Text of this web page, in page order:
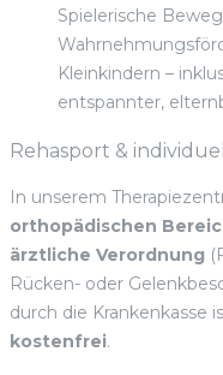
Spielerische
Kleinkindern –
entspannter,
Rehasport &
In unserem
orthopädischen
ärztliche Verordnung
Rücken- oder
durch die Krankenkasse
kostenfrei.